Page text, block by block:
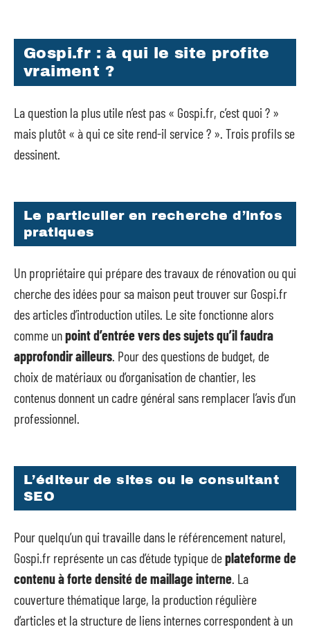
Gospi.fr : à qui le site profite
vraiment ?
La question la plus utile n’est pas « Gospi.fr, c’est quoi ? »
mais plutôt « à qui ce site rend-il service ? ». Trois profils se
dessinent.
Le particulier en recherche d’infos
pratiques
Un propriétaire qui prépare des travaux de rénovation ou qui
cherche des idées pour sa maison peut trouver sur Gospi.fr
des articles d’introduction utiles. Le site fonctionne alors
comme unpoint d’entrée vers des sujets qu’il faudra
approfondir ailleurs . Pour des questions de budget, de
choix de matériaux ou d’organisation de chantier, les
contenus donnent un cadre général sans remplacer l’avis d’un
professionnel.
L’éditeur de sites ou le consultant
SEO
Pour quelqu’un qui travaille dans le référencement naturel,
Gospi.fr représente un cas d’étude typique deplateforme de
contenu à forte densité de maillage interne . La
couverture thématique large, la production régulière
d’articles et la structure de liens internes correspondent à un